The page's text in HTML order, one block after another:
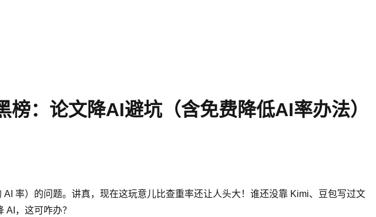
：论文降AI避坑（含免费降低AI率办法）
率）的问题。讲真，现在这玩意儿比查重率还让人头大！谁还没靠 Kimi、豆包写过文
，这可咋办？